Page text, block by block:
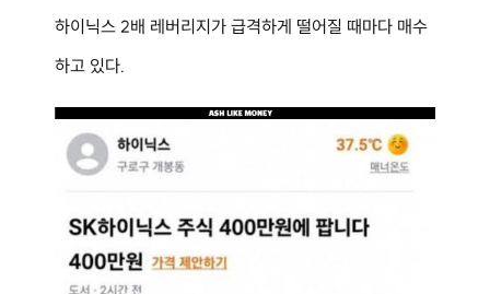
하이닉스 2배 레버리지가 급격하게 떨어질 때마다 매수
하고 있다.